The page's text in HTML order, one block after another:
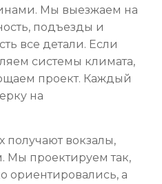
Мы выезжаем на
подъезды и
все детали. Если
системы климата,
проект. Каждый
на
получают вокзалы,
Мы проектируем так,
ориентировались, а